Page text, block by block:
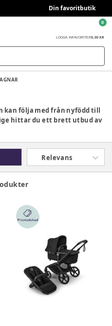
Din favoritbutik
LOGGA IN FAVORITER0,00 KR
0
kan följa med från nyfödd till
hittar du ett brett utbud av
och sittdel i samma vagn.
under flera år.
Relevans